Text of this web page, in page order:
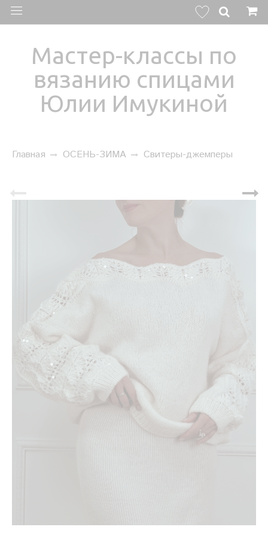
Мастер-классы по
вязанию спицами
Юлии Имукиной
Главная ОСЕНЬ-ЗИМА Свитеры-джемперы